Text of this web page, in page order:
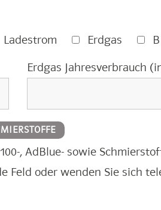
Ladestrom Erdgas
Erdgas Jahresverbrauch
, AdBlue- sowie
Feld oder wenden Sie sich